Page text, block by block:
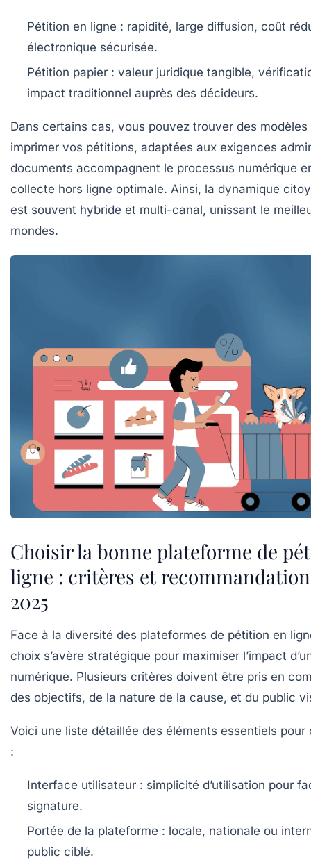
Pétition en ligne : rapidité, large diffusion, coût
électronique sécurisée.
Pétition papier : valeur juridique tangible,
impact traditionnel auprès des décideurs.
Dans certains cas, vous pouvez trouver des
imprimer vos pétitions, adaptées aux exigences
documents accompagnent le processus numérique
collecte hors ligne optimale. Ainsi, la dynamique
est souvent hybride et multi-canal, unissant le
mondes.
Choisir la bonne plateforme de
ligne : critères et
2025
Face à la diversité des plateformes de pétition en
choix s’avère stratégique pour maximiser l’impact
numérique. Plusieurs critères doivent être pris en
des objectifs, de la nature de la cause, et du public
Voici une liste détaillée des éléments essentiels pour
:
Interface utilisateur : simplicité d’utilisation pour
signature.
Portée de la plateforme : locale, nationale ou
public ciblé.